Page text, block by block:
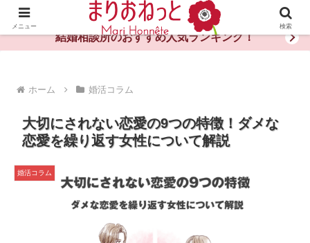
婚活や出会いの体験談・評判・秘訣がわかる情報サイト
結婚相談所のおすすめ人気ランキング！
ホーム 婚活コラム
大切にされない恋愛の9つの特徴！ダメな
恋愛を繰り返す女性について解説
婚活コラム
メニュー 検索